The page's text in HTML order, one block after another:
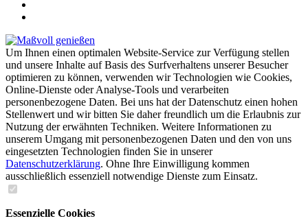
Um Ihnen einen optimalen Website-Service zur Verfügung stellen
und unsere Inhalte auf Basis des Surfverhaltens unserer Besucher
optimieren zu können, verwenden wir Technologien wie Cookies,
Online-Dienste oder Analyse-Tools und verarbeiten
personenbezogene Daten. Bei uns hat der Datenschutz einen hohen
Stellenwert und wir bitten Sie daher freundlich um die Erlaubnis zur
Nutzung der erwähnten Techniken. Weitere Informationen zu
unserem Umgang mit personenbezogenen Daten und den von uns
eingesetzten Technologien finden Sie in unserer
Datenschutzerklärung. Ohne Ihre Einwilligung kommen
ausschließlich essenziell notwendige Dienste zum Einsatz.
Essenzielle Cookies